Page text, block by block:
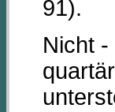
91).
Nicht